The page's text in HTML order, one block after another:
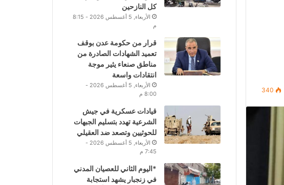
340
كل النازحين
الأربعاء, 5 أغسطس 2026 - 8:15
م
قرار من حكومة عدن بوقف
تعميد الشهادات الصادرة من
مناطق صنعاء يثير موجة
انتقادات واسعة
الأربعاء, 5 أغسطس 2026 -
8:00 م
قيادات عسكرية في جيش
الشرعية تهدد بتسليم الجبهات
للحوثيين وتصعد ضد العقيلي
الأربعاء, 5 أغسطس 2026 -
7:45 م
*اليوم الثاني للعصيان المدني
في زنجبار يشهد استجابة